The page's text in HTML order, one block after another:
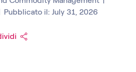
Pubblicato il: July 31, 2026